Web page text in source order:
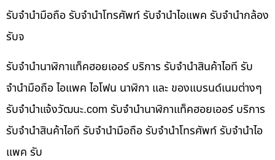
รับจำนำมือถือ รับจำนำโทรศัพท์ รับจำนำไอแพค รับจำนำกล้อง
รับจ
รับจำนำนาฬิกาแท็คฮอยเออร์ บริการ รับจำนำสินค้าไอที รับ
จำนำมือถือ ไอแพค ไอโฟน นาฬิกา และ ของแบรนด์เนมต่างๆ
รับจํานําแจ้งวัฒนะ.com รับจำนำนาฬิกาแท็คฮอยเออร์ บริการ
รับจำนำสินค้าไอที รับจำนำมือถือ รับจำนำโทรศัพท์ รับจำนำไอ
แพค รับ